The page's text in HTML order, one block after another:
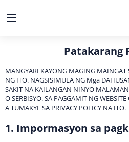
Patakarang
MANGYARI KAYONG MAGING MAINGAT
NG ITO. NAGSISIMULA NG Mga
SAKIT NA KAILANGAN NINYO
O SERBISYO. SA PAGGAMIT NG
A TUMAKYE SA PRIVACY POLICY NA ITO.
1. Impormasyon sa